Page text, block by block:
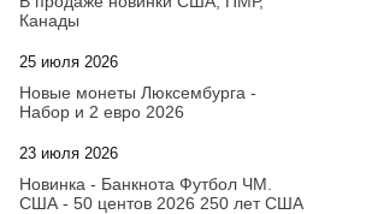
Канады
25 июля 2026
Новые монеты Люксембурга -
Набор и 2 евро 2026
23 июля 2026
Новинка - Банкнота Футбол ЧМ.
США - 50 центов 2026 250 лет США